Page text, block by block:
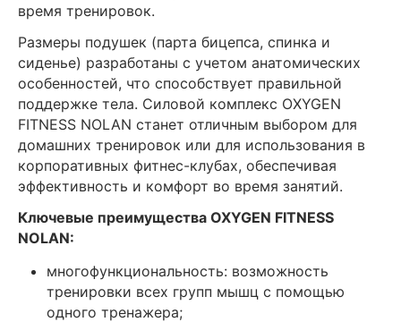
время тренировок.
Размеры подушек (парта бицепса, спинка и
сиденье) разработаны с учетом анатомических
особенностей, что способствует правильной
поддержке тела. Силовой комплекс OXYGEN
FITNESS NOLAN станет отличным выбором для
домашних тренировок или для использования в
корпоративных фитнес-клубах, обеспечивая
эффективность и комфорт во время занятий.
Ключевые преимущества OXYGEN FITNESS
NOLAN:
многофункциональность: возможность
тренировки всех групп мышц с помощью
одного тренажера;